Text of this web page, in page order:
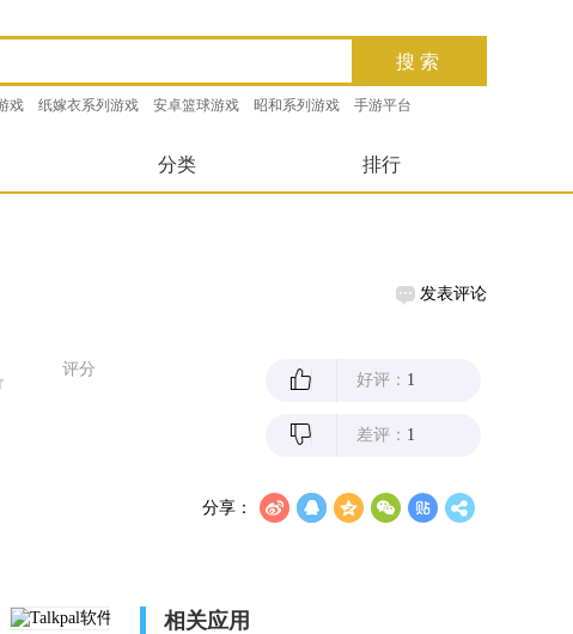
戏 纸嫁衣系列游戏 安卓篮球游戏 昭和系列游戏 手游平台
分类 排行
发表评论
评分
好评： 1
差评： 1
分享：
相关应用